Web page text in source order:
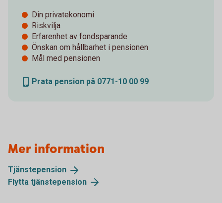
Din privatekonomi
Riskvilja
Erfarenhet av fondsparande
Önskan om hållbarhet i pensionen
Mål med pensionen
Prata pension på 0771-10 00 99
Mer information
Tjänstepension
Flytta tjänstepension